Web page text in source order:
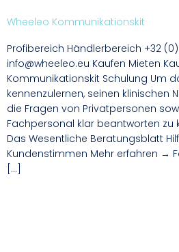
Wheeleo Kommunikationskit
Profibereich Händlerbereich +32
info@wheeleo.eu Kaufen Mieten
Kommunikationskit Schulung Um
kennenzulernen, seinen klinischen
die Fragen von Privatpersonen
Fachpersonal klar beantworten zu
Das Wesentliche Beratungsblatt
Kundenstimmen Mehr erfahren →
[…]